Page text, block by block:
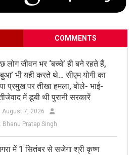
COMMENTS
लोग जीवन भर ‘बच्चे’ ही बने रहते हैं,
भी यही करते थे… सीएम योगी का
प्रमुख पर तीखा हमला, बोले- भाई-
में डूबी थी पुरानी सरकारें
August 7, 2026
Bhanu Pratap Singh
में 1 सितंबर से सजेगा श्री कृष्ण